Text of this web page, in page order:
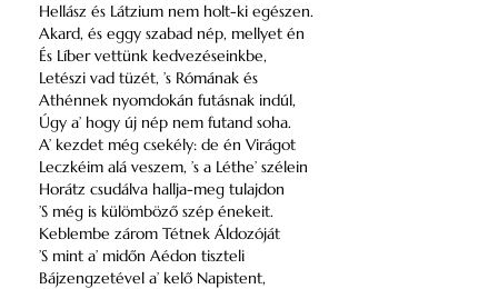
Hellász és Látzium nem holt-ki egészen.
Akard, és eggy szabad nép, mellyet én
És Líber vettünk kedvezéseinkbe,
Letészi vad tüzét, ’s Rómának és
Athénnek nyomdokán futásnak indúl,
Úgy a’ hogy új nép nem futand soha.
A’ kezdet még csekély: de én Virágot
Leczkéim alá veszem, ’s a Léthe’ szélein
Horátz csudálva hallja-meg tulajdon
’S még is külömböző szép énekeit.
Keblembe zárom Tétnek Áldozóját
’S mint a’ midőn Aédon tiszteli
Bájzengzetével a’ kelő Napistent,